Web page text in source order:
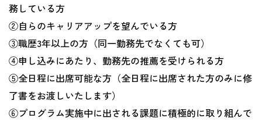
務している方
②自らのキャリアアップを望んでいる方
③職歴3年以上の方（同一勤務先でなくても可）
④申し込みにあたり、勤務先の推薦を受けられる方
⑤全日程に出席可能な方（全日程に出席された方のみに修
了書をお渡しいたします）
⑥プログラム実施中に出される課題に積極的に取り組んで